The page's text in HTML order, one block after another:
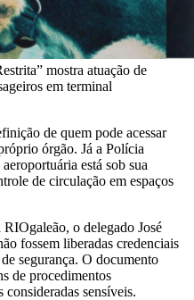
mostra atuação de
em terminal
de quem pode acessar
órgão. Já a Polícia
está sob sua
de circulação em espaços
o delegado José
fossem liberadas credenciais
segurança. O documento
de procedimentos
consideradas sensíveis.